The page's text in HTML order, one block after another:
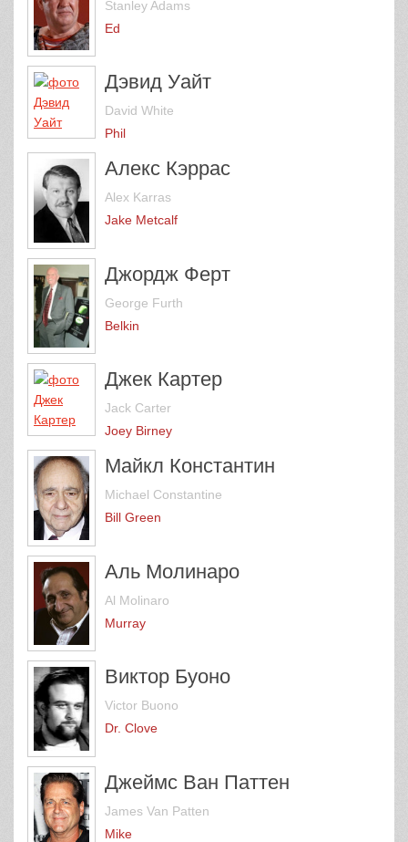
Stanley Adams
Ed
Дэвид Уайт
David White
Phil
Алекс Кэррас
Alex Karras
Jake Metcalf
Джордж Ферт
George Furth
Belkin
Джек Картер
Jack Carter
Joey Birney
Майкл Константин
Michael Constantine
Bill Green
Аль Молинаро
Al Molinaro
Murray
Виктор Буоно
Victor Buono
Dr. Clove
Джеймс Ван Паттен
James Van Patten
Mike